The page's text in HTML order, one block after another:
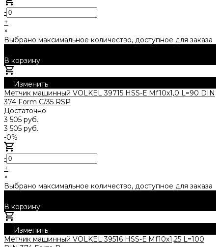
-
+
×
Выбрано максимальное количество, доступное для заказа
В корзину
Изменить
Метчик машинный VOLKEL 39715 HSS-Е Mf10x1,0 L=90 DIN
374 Form C/35 RSP
Достаточно
3 505 руб.
3 505 руб.
-0%
-
+
×
Выбрано максимальное количество, доступное для заказа
В корзину
Изменить
Метчик машинный VOLKEL 39516 HSS-Е Mf10x1,25 L=100